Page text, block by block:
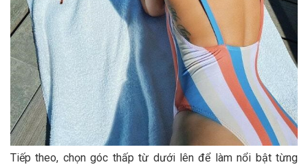
Tiếp theo, chọn góc thấp từ dưới lên để làm nổi bật từng